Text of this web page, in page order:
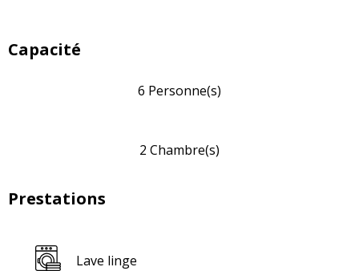
Capacité
6 Personne(s)
2 Chambre(s)
Prestations
Lave linge